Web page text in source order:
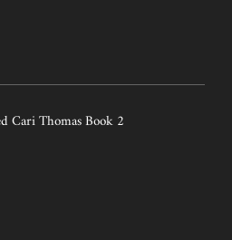
Cari Thomas Book 2